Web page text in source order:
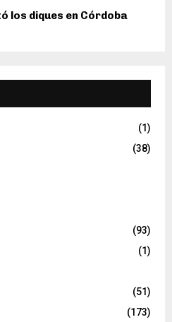
los diques en Córdoba
(1)
(38)
(93)
(1)
(51)
(173)